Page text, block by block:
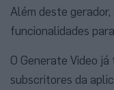
Além deste
funcionalidades
O Generate Video
subscritores da